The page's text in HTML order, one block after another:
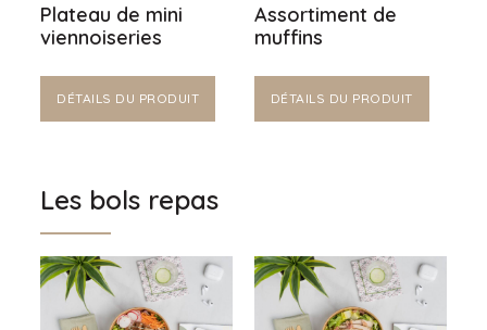
Plateau de mini
viennoiseries
DÉTAILS DU PRODUIT
Assortiment de
muffins
DÉTAILS DU PRODUIT
Les bols repas